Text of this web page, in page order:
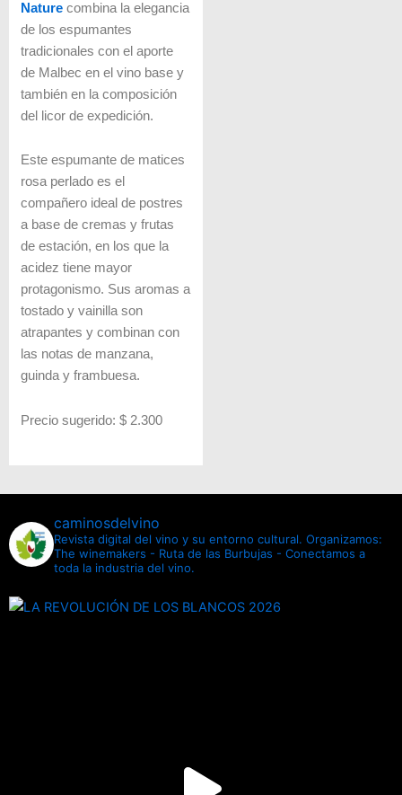
Naturecombina la elegancia
de los espumantes
tradicionales con el aporte
de Malbec en el vino base y
también en la composición
del licor de expedición.
Este espumante de matices
rosa perlado es el
compañero ideal de postres
a base de cremas y frutas
de estación, en los que la
acidez tiene mayor
protagonismo. Sus aromas a
tostado y vainilla son
atrapantes y combinan con
las notas de manzana,
guinda y frambuesa.
Precio sugerido: $ 2.300
caminosdelvino
Revista digital del vino y su entorno cultural. Organizamos:
The winemakers - Ruta de las Burbujas - Conectamos a
toda la industria del vino.